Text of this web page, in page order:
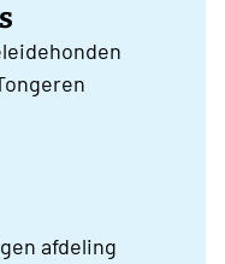
afdeling